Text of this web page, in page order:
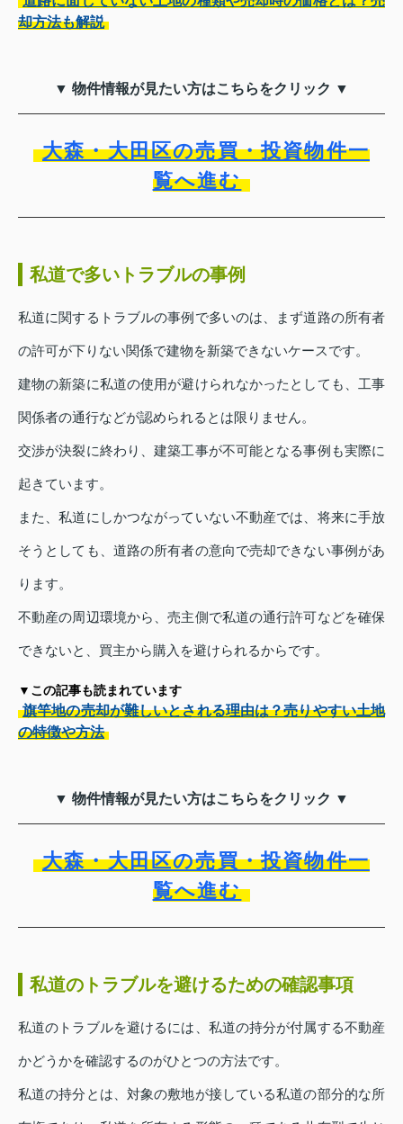
却方法も解説
▼ 物件情報が見たい方はこちらをクリック ▼
大森・大田区の売買・投資物件一
覧へ進む
私道で多いトラブルの事例
私道に関するトラブルの事例で多いのは、まず道路の所有者
の許可が下りない関係で建物を新築できないケースです。
建物の新築に私道の使用が避けられなかったとしても、工事
関係者の通行などが認められるとは限りません。
交渉が決裂に終わり、建築工事が不可能となる事例も実際に
起きています。
また、私道にしかつながっていない不動産では、将来に手放
そうとしても、道路の所有者の意向で売却できない事例があ
ります。
不動産の周辺環境から、売主側で私道の通行許可などを確保
できないと、買主から購入を避けられるからです。
▼この記事も読まれています
旗竿地の売却が難しいとされる理由は？売りやすい土地
の特徴や方法
▼ 物件情報が見たい方はこちらをクリック ▼
大森・大田区の売買・投資物件一
覧へ進む
私道のトラブルを避けるための確認事項
私道のトラブルを避けるには、私道の持分が付属する不動産
かどうかを確認するのがひとつの方法です。
私道の持分とは、対象の敷地が接している私道の部分的な所